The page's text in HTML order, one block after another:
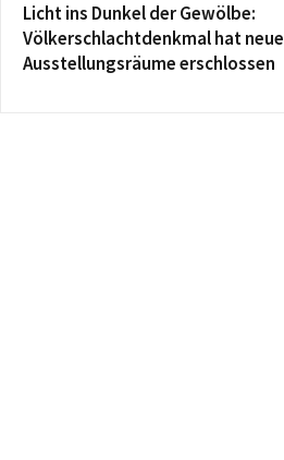
Licht ins Dunkel der Gewölbe:
Völkerschlachtdenkmal hat neue
Ausstellungsräume erschlossen